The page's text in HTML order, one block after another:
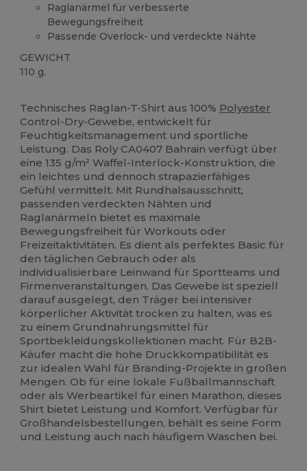
Raglanärmel für verbesserte
Bewegungsfreiheit
Passende Overlock- und verdeckte Nähte
GEWICHT
110 g.
Technisches Raglan-T-Shirt aus 100% Polyester
Control-Dry-Gewebe, entwickelt für
Feuchtigkeitsmanagement und sportliche
Leistung. Das Roly CA0407 Bahrain verfügt über
eine 135 g/m² Waffel-Interlock-Konstruktion, die
ein leichtes und dennoch strapazierfähiges
Gefühl vermittelt. Mit Rundhalsausschnitt,
passenden verdeckten Nähten und
Raglanärmeln bietet es maximale
Bewegungsfreiheit für Workouts oder
Freizeitaktivitäten. Es dient als perfektes Basic für
den täglichen Gebrauch oder als
individualisierbare Leinwand für Sportteams und
Firmenveranstaltungen. Das Gewebe ist speziell
darauf ausgelegt, den Träger bei intensiver
körperlicher Aktivität trocken zu halten, was es
zu einem Grundnahrungsmittel für
Sportbekleidungskollektionen macht. Für B2B-
Käufer macht die hohe Druckkompatibilität es
zur idealen Wahl für Branding-Projekte in großen
Mengen. Ob für eine lokale Fußballmannschaft
oder als Werbeartikel für einen Marathon, dieses
Shirt bietet Leistung und Komfort. Verfügbar für
Großhandelsbestellungen, behält es seine Form
und Leistung auch nach häufigem Waschen bei.